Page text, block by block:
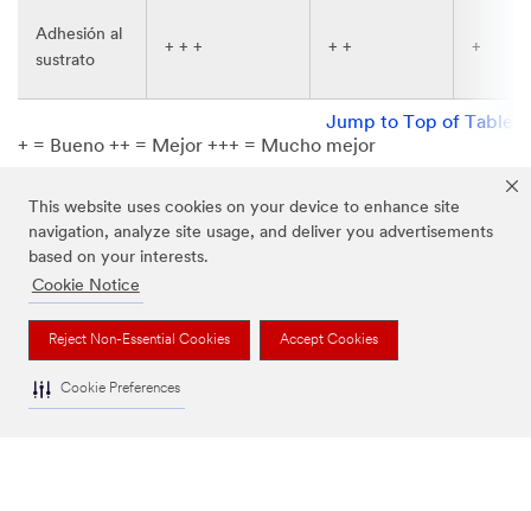
This website uses cookies on your device to enhance site
navigation, analyze site usage, and deliver you advertisements
based on your interests.
Cookie Notice
Reject Non-Essential Cookies Accept Cookies
Cookie Preferences
Adhesión al
sustrato
+ + + + + +
Jump to Top of Table
+ = Bueno ++ = Mejor +++ = Mucho mejor
Tipos de Ensamblaje